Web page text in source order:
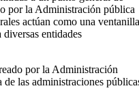
por la Administración pública
actúan como una
entidades
por la Administración
las administraciones